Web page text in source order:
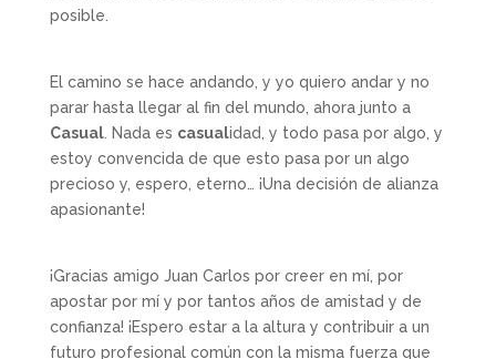
posible.
El camino se hace andando, y yo quiero andar y no
parar hasta llegar al fin del mundo, ahora junto a
Casual. Nada es casualidad, y todo pasa por algo, y
estoy convencida de que esto pasa por un algo
precioso y, espero, eterno… ¡Una decisión de alianza
apasionante!
¡Gracias amigo Juan Carlos por creer en mí, por
apostar por mí y por tantos años de amistad y de
confianza! ¡Espero estar a la altura y contribuir a un
futuro profesional común con la misma fuerza que